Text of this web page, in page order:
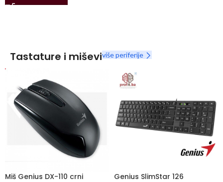
Tastature i miševiviše periferije
Miš Genius DX-110 crni Genius SlimStar 126